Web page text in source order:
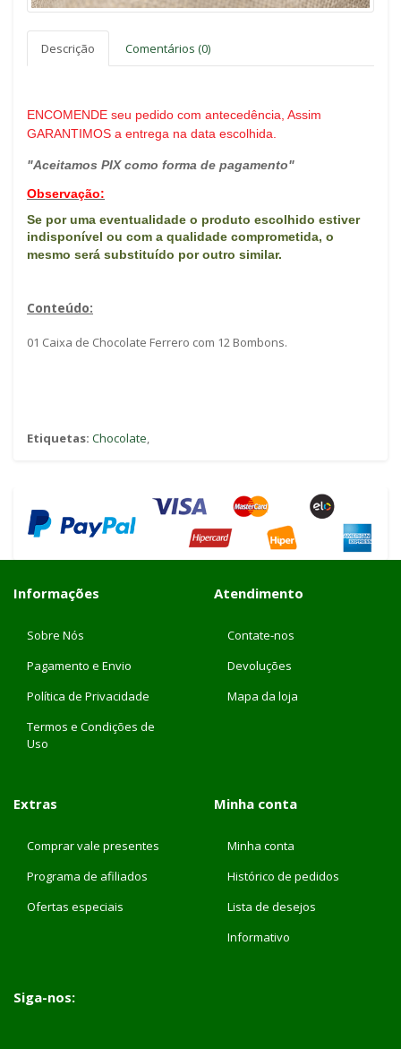
Descrição Comentários (0)
ENCOMENDE seu pedido com antecedência, Assim
GARANTIMOS a entrega na data escolhida.
"Aceitamos PIX como forma de pagamento"
Observação:
Se por uma eventualidade o produto escolhido estiver
indisponível ou com a qualidade comprometida, o
mesmo será substituído por outro similar.
Conteúdo:
01 Caixa de Chocolate Ferrero com 12 Bombons.
Etiquetas: Chocolate,
Informações
Sobre Nós
Pagamento e Envio
Política de Privacidade
Termos e Condições de
Uso
Atendimento
Contate-nos
Devoluções
Mapa da loja
Extras
Comprar vale presentes
Programa de afiliados
Ofertas especiais
Minha conta
Minha conta
Histórico de pedidos
Lista de desejos
Informativo
Siga-nos: